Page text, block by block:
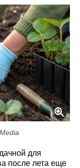
для
после лета еще